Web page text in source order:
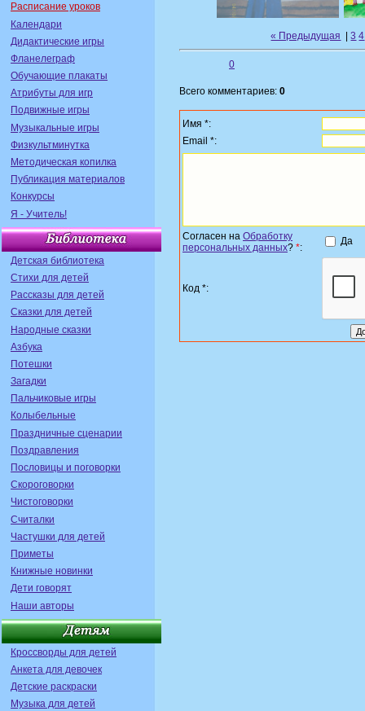
Расписание уроков
Календари
Дидактические игры
Фланелеграф
Обучающие плакаты
Атрибуты для игр
Подвижные игры
Музыкальные игры
Физкультминутка
Методическая копилка
Публикация материалов
Конкурсы
Я - Учитель!
Детская библиотека
Стихи для детей
Рассказы для детей
Сказки для детей
Народные сказки
Азбука
Потешки
Загадки
Пальчиковые игры
Колыбельные
Праздничные сценарии
Поздравления
Пословицы и поговорки
Скороговорки
Чистоговорки
Считалки
Частушки для детей
Приметы
Книжные новинки
Дети говорят
Наши авторы
Кроссворды для детей
Анкета для девочек
Детские раскраски
Музыка для детей
« Предыдущая |3 4
0
Всего комментариев: 0
Имя *:
Email *:
Согласен на Обработку
персональных данных? *:
Да
Код *: